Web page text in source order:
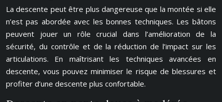
La descente peut être plus dangereuse que la montée si elle
n’est pas abordée avec les bonnes techniques. Les bâtons
peuvent jouer un rôle crucial dans l’amélioration de la
sécurité, du contrôle et de la réduction de l’impact sur les
articulations. En maîtrisant les techniques avancées en
descente, vous pouvez minimiser le risque de blessures et
profiter d’une descente plus confortable.